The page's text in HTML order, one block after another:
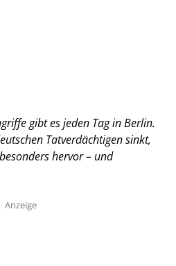
gibt es jeden Tag in Berlin.
Tatverdächtigen sinkt,
hervor – und
Anzeige